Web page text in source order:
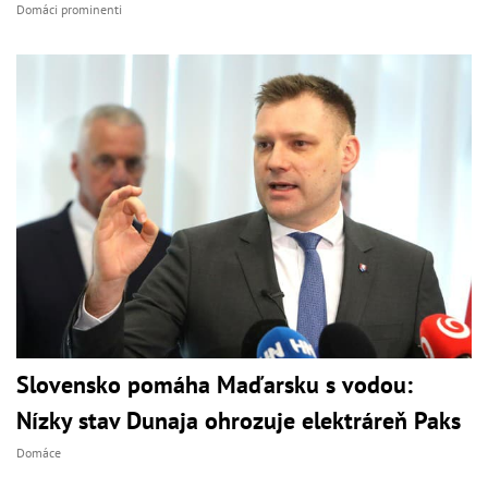
Domáci prominenti
Slovensko pomáha Maďarsku s vodou:
Nízky stav Dunaja ohrozuje elektráreň Paks
Domáce